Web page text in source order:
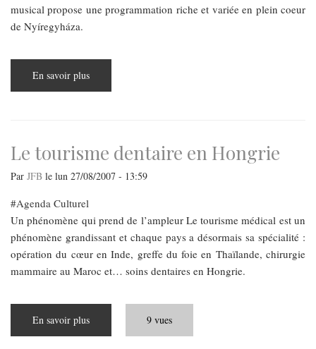
musical propose une programmation riche et variée en plein coeur
de Nyíregyháza.
En savoir plus
de
Le tourisme dentaire en Hongrie
Par JFB le lun 27/08/2007 - 13:59
Agenda Culturel
Un phénomène qui prend de l’ampleur Le tourisme médical est un
phénomène grandissant et chaque pays a désormais sa spécialité :
opération du cœur en Inde, greffe du foie en Thaïlande, chirurgie
mammaire au Maroc et… soins dentaires en Hongrie.
En savoir plus
tourisme
9 vues